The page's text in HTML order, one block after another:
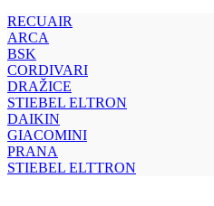
RECUAIR
ARCA
BSK
CORDIVARI
DRAŽICE
STIEBEL ELTRON
DAIKIN
GIACOMINI
PRANA
STIEBEL ELTTRON